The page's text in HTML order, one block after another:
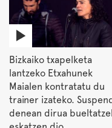
Bizkaiko txapelketa
lantzeko Etxahunek
Maialen kontratatu du
trainer izateko.
denean dirua